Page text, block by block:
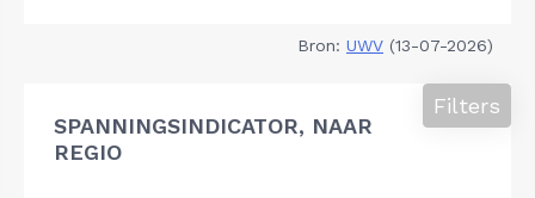
Bron: UWV (13-07-2026)
SPANNINGSINDICATOR, NAAR
REGIO
Filters